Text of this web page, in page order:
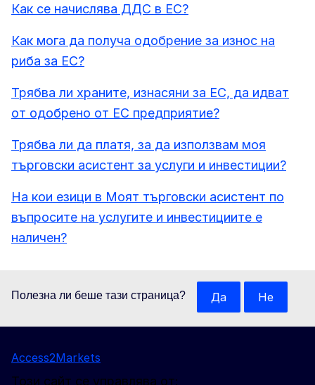
Как се начислява ДДС в ЕС?
Как мога да получа одобрение за износ на
риба за ЕС?
Трябва ли храните, изнасяни за ЕС, да идват
от одобрено от ЕС предприятие?
Трябва ли да платя, за да използвам моя
търговски асистент за услуги и инвестиции?
На кои езици в Моят търговски асистент по
въпросите на услугите и инвестициите е
наличен?
Полезна ли беше тази страница? Да Не
Access2Markets
Този сайт се управлява от: